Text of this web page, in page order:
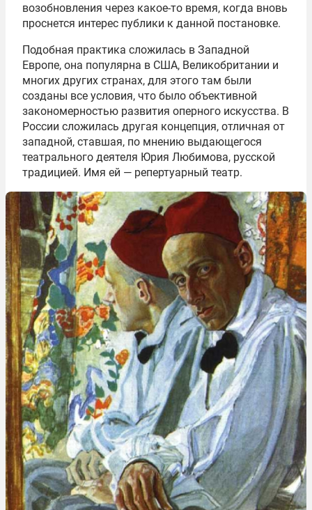
возобновления через какое-то время, когда вновь
проснется интерес публики к данной постановке.
Подобная практика сложилась в Западной
Европе, она популярна в США, Великобритании и
многих других странах, для этого там были
созданы все условия, что было объективной
закономерностью развития оперного искусства. В
России сложилась другая концепция, отличная от
западной, ставшая, по мнению выдающегося
театрального деятеля Юрия Любимова, русской
традицией. Имя ей — репертуарный театр.